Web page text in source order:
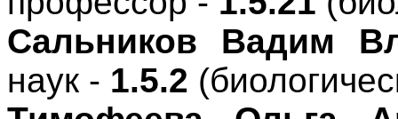
Сальников Вадим
наук - 1.5.2